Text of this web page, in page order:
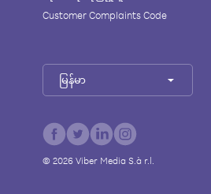
Customer Complaints Code
မြန်မာ
© 2026Viber Media S.à r.l.